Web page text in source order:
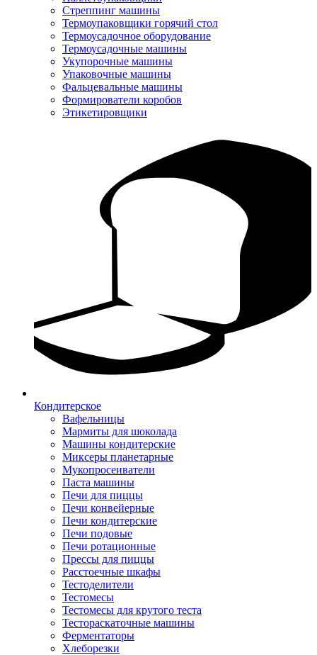
Стреппинг машины
Термоупаковщики горячий стол
Термоусадочное оборудование
Термоусадочные машины
Укупорочные машины
Упаковочные машины
Фальцевальные машины
Формирователи коробов
Этикетировщики
Кондитерское
Вафельницы
Мармиты для шоколада
Машины кондитерские
Миксеры планетарные
Мукопросеиватели
Паста машины
Печи для пиццы
Печи конвейерные
Печи кондитерские
Печи подовые
Печи ротационные
Прессы для пиццы
Расстоечные шкафы
Тестоделители
Тестомесы
Тестомесы для крутого теста
Тестораскаточные машины
Ферментаторы
Хлеборезки